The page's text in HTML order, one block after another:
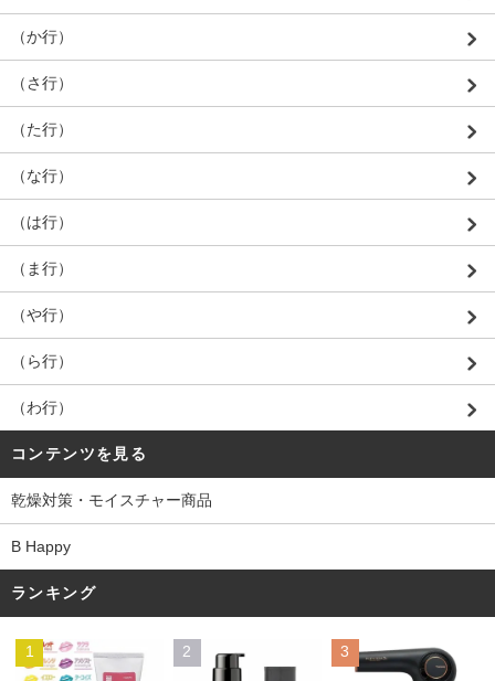
（か行）
（さ行）
（た行）
（な行）
（は行）
（ま行）
（や行）
（ら行）
（わ行）
コンテンツを見る
乾燥対策・モイスチャー商品
B Happy
ランキング
1 2 3